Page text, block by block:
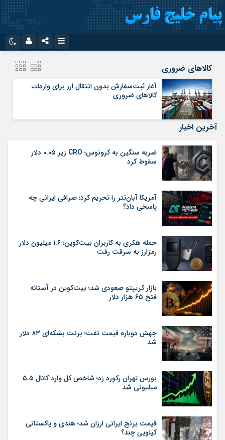
سروش
ایتا
آپارات
رمز عبور
کالاهای ضروری
آغاز ثبت‌سفارش بدون انتقال ارز برای واردات
کالاهای ضروری
آخرین اخبار
ضربه سنگین به کرونوس؛ CRO زیر ۰.۰۵ دلار
سقوط کرد
آمریکا آبان‌تتر را تحریم کرد؛ صرافی ایرانی چه
پاسخی داد؟
حمله هکری به کاربران بیت‌کوین؛ ۱.۶ میلیون دلار
رمزارز به سرقت رفت
بازار کریپتو صعودی شد؛ بیت‌کوین در آستانه
فتح ۶۵ هزار دلار
جهش دوباره قیمت نفت؛ برنت بشکه‌ای ۸۳ دلار
شد
بورس تهران رکورد زد؛ شاخص کل وارد کانال ۵.۵
میلیونی شد
قیمت برنج ایرانی ارزان شد؛ هندی و پاکستانی
کیلویی چند؟